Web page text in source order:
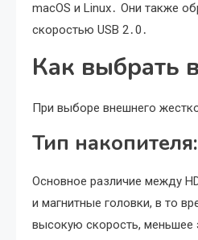
macOS и Linux․ Они также
скоростью USB 2․0․
Как выбрать
При выборе внешнего
Тип
Основное различие между
и магнитные головки, в то
высокую скорость, меньшее